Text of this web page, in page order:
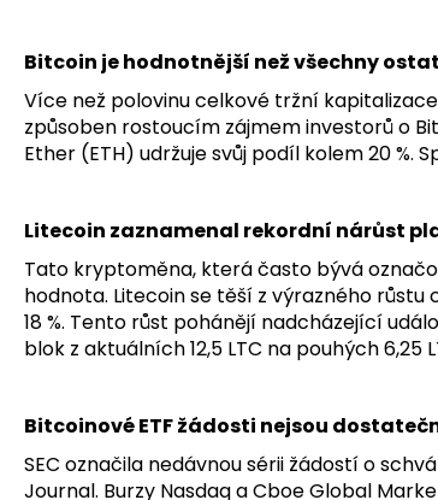
Bitcoin je hodnotnější než všechny
Více než polovinu celkové tržní
způsoben rostoucím zájmem investorů o
Ether (ETH) udržuje svůj podíl kolem 20
Litecoin zaznamenal rekordní nárůst
Tato kryptoměna, která často bývá
hodnota. Litecoin se těší z výrazného
18 %. Tento růst pohánějí nadcházející
blok z aktuálních 12,5 LTC na pouhých
Bitcoinové ETF žádosti nejsou
SEC označila nedávnou sérii žádostí o
Journal. Burzy Nasdaq a Cboe Global